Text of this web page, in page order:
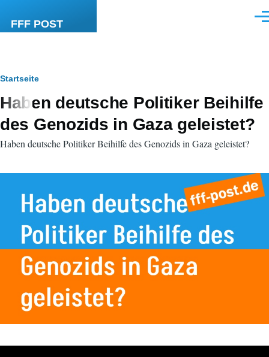
FFF POST
Pfadnavigation
Startseite
Haben deutsche Politiker Beihilfe
des Genozids in Gaza geleistet?
Haben deutsche Politiker Beihilfe des Genozids in Gaza geleistet?